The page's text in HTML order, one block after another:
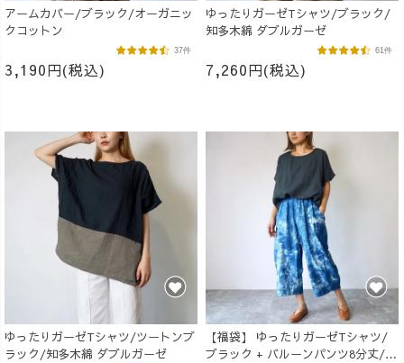
アームカバー/ブラック/オーガニッ
クコットン
3,190円(税込)
37件
ゆったりガーゼTシャツ/ブラック/
知多木綿 ダブルガーゼ
7,260円(税込)
61件
ゆったりガーゼTシャツ/ツートンブ
ラック/知多木綿 ダブルガーゼ
【福袋】 ゆったりガーゼTシャツ/
ブラック + バルーンパンツ8分丈/ブ